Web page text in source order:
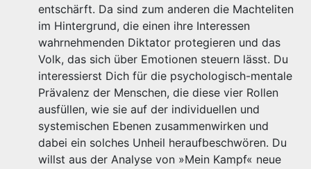
entschärft. Da sind zum anderen die Machteliten
im Hintergrund, die einen ihre Interessen
wahrnehmenden Diktator protegieren und das
Volk, das sich über Emotionen steuern lässt. Du
interessierst Dich für die psychologisch-mentale
Prävalenz der Menschen, die diese vier Rollen
ausfüllen, wie sie auf der individuellen und
systemischen Ebenen zusammenwirken und
dabei ein solches Unheil heraufbeschwören. Du
willst aus der Analyse von »Mein Kampf« neue